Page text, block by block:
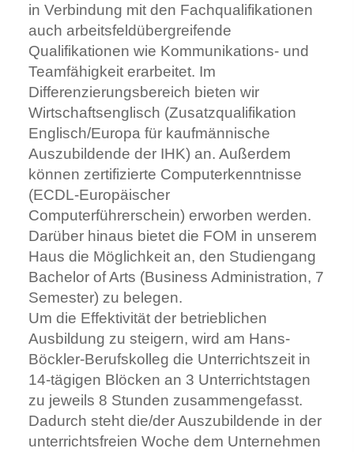
in Verbindung mit den Fachqualifikationen
auch arbeitsfeldübergreifende
Qualifikationen wie Kommunikations- und
Teamfähigkeit erarbeitet. Im
Differenzierungsbereich bieten wir
Wirtschaftsenglisch (Zusatzqualifikation
Englisch/Europa für kaufmännische
Auszubildende der IHK) an. Außerdem
können zertifizierte Computerkenntnisse
(ECDL-Europäischer
Computerführerschein) erworben werden.
Darüber hinaus bietet die FOM in unserem
Haus die Möglichkeit an, den Studiengang
Bachelor of Arts (Business Administration, 7
Semester) zu belegen.
Um die Effektivität der betrieblichen
Ausbildung zu steigern, wird am Hans-
Böckler-Berufskolleg die Unterrichtszeit in
14-tägigen Blöcken an 3 Unterrichtstagen
zu jeweils 8 Stunden zusammengefasst.
Dadurch steht die/der Auszubildende in der
unterrichtsfreien Woche dem Unternehmen